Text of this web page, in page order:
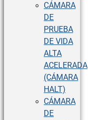
CÁMARA
DE
PRUEBA
DE VIDA
ALTA
ACELERADA
(CÁMARA
HALT)
CÁMARA
DE